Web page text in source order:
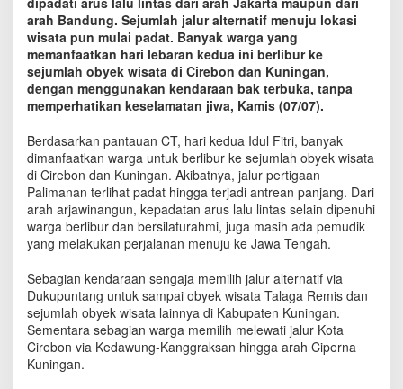
n
k
e
L
o
k
a
i
W
i
s
a
t
a
B
a
n
y
a
k
arah Bandung. Sejumlah jalur alternatif menuju lokasi
wisata pun mulai padat. Banyak warga yang
memanfaatkan hari lebaran kedua ini berlibur ke
sejumlah obyek wisata di Cirebon dan Kuningan,
dengan menggunakan kendaraan bak terbuka, tanpa
memperhatikan keselamatan jiwa, Kamis (07/07).
Berdasarkan pantauan CT, hari kedua Idul Fitri, banyak
dimanfaatkan warga untuk berlibur ke sejumlah obyek wisata
di Cirebon dan Kuningan. Akibatnya, jalur pertigaan
Palimanan terlihat padat hingga terjadi antrean panjang. Dari
arah arjawinangun, kepadatan arus lalu lintas selain dipenuhi
warga berlibur dan bersilaturahmi, juga masih ada pemudik
yang melakukan perjalanan menuju ke Jawa Tengah.
Sebagian kendaraan sengaja memilih jalur alternatif via
Dukupuntang untuk sampai obyek wisata Talaga Remis dan
sejumlah obyek wisata lainnya di Kabupaten Kuningan.
Sementara sebagian warga memilih melewati jalur Kota
Cirebon via Kedawung-Kanggraksan hingga arah Ciperna
Kuningan.